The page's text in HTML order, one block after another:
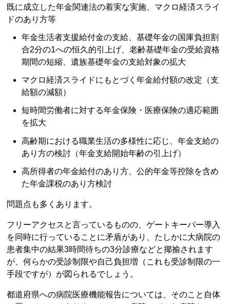
既に成立した年金関連法の着実な実施、マクロ経済スライ
ドのあり方等
年金生活者支援給付金の支給、基礎年金の国庫負担割
合2分の1への恒久的引上げ、老齢基礎年金の受給資格
期間の短縮、遺族基礎年金の支給対象の拡大
マクロ経済スライドにもとづく年金給付額の改定（支
給額の減額）
短時間労働者に対する年金保険・医療保険の適応範囲
を拡大
高齢期における職業生活の多様性に応じ、年金支給の
あり方の検討（年金支給開始年齢の引上げ）
高所得者の年金給付のあり方、公的年金等控除を含め
た年金課税のあり方検討
問題点も多くあります。
フリーアクセスと言っているものの、ゲートキーパー導入
を同時に行っていることに矛盾があり、たしかに大病院の
患者集中の結果3時間待ちの3分診療などと揶揄されます
が、何らかの受診制限や自己負担増（これも受診制限の一
手段ですが）が図られるでしょう。
都道府県への病院医療機能報告については、そのこと自体